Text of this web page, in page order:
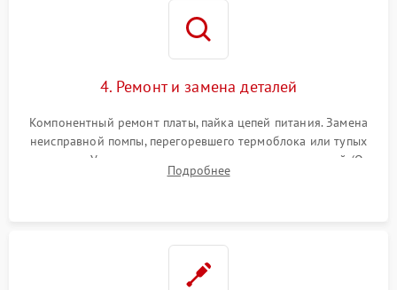
4. Ремонт и замена деталей
Компонентный ремонт платы, пайка цепей питания. Замена
неисправной помпы, перегоревшего термоблока или тупых
жерновов. Установка новых силиконовых уплотнителей (O-
ring) и тефлоновых трубок для надежного устранения
Подробнее